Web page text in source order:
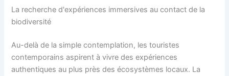
La recherche d'expériences immersives au contact de la
biodiversité
Au-delà de la simple contemplation, les touristes
contemporains aspirent à vivre des expériences
authentiques au plus près des écosystèmes locaux. La